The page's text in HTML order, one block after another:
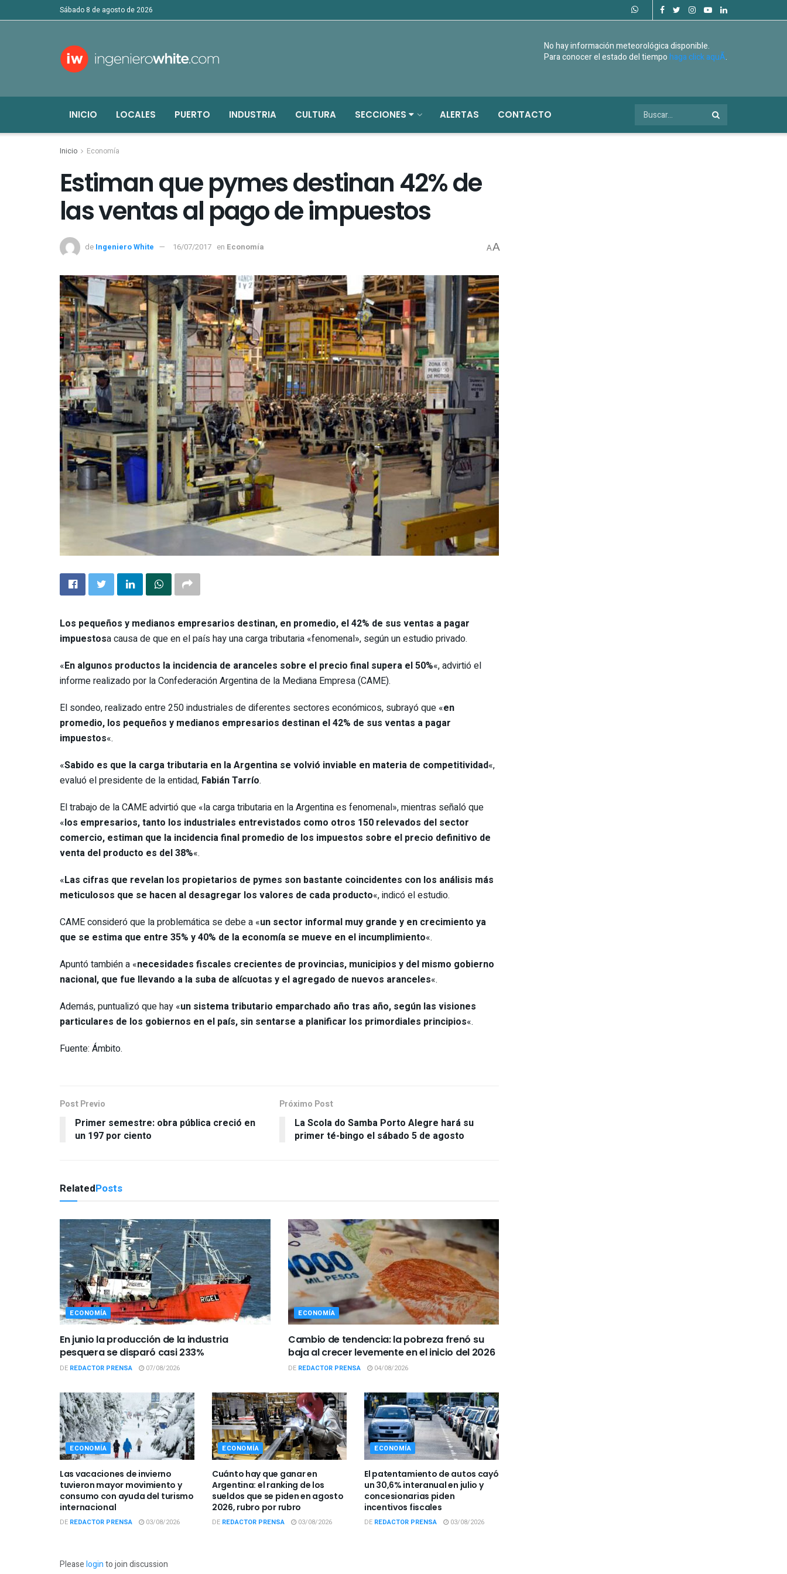
sábado 8 de agosto de 2026
No hay información meteorológica disponible.
Para conocer el estado del tiempohaga click aquÃ­.
INICIO LOCALES PUERTO INDUSTRIA CULTURA SECCIONES ALERTAS CONTACTO
Inicio Economía
Estiman que pymes destinan 42% de
las ventas al pago de impuestos
de Ingeniero White 16/07/2017 en Economía AA
Los pequeños y medianos empresarios destinan, en promedio, el 42% de sus ventas a pagar
impuestosa causa de que en el país hay una carga tributaria «fenomenal», según un estudio privado.
«En algunos productos la incidencia de aranceles sobre el precio final supera el 50%«, advirtió el
informe realizado por la Confederación Argentina de la Mediana Empresa (CAME).
El sondeo, realizado entre 250 industriales de diferentes sectores económicos, subrayó que «en
promedio, los pequeños y medianos empresarios destinan el 42% de sus ventas a pagar
impuestos«.
«Sabido es que la carga tributaria en la Argentina se volvió inviable en materia de competitividad«,
evaluó el presidente de la entidad, Fabián Tarrío.
El trabajo de la CAME advirtió que «la carga tributaria en la Argentina es fenomenal», mientras señaló que
«los empresarios, tanto los industriales entrevistados como otros 150 relevados del sector
comercio, estiman que la incidencia final promedio de los impuestos sobre el precio definitivo de
venta del producto es del 38%«.
«Las cifras que revelan los propietarios de pymes son bastante coincidentes con los análisis más
meticulosos que se hacen al desagregar los valores de cada producto«, indicó el estudio.
CAME consideró que la problemática se debe a «un sector informal muy grande y en crecimiento ya
que se estima que entre 35% y 40% de la economía se mueve en el incumplimiento«.
Apuntó también a «necesidades fiscales crecientes de provincias, municipios y del mismo gobierno
nacional, que fue llevando a la suba de alícuotas y el agregado de nuevos aranceles«.
Además, puntualizó que hay «un sistema tributario emparchado año tras año, según las visiones
particulares de los gobiernos en el país, sin sentarse a planificar los primordiales principios«.
Fuente: Ámbito.
Post Previo
Primer semestre: obra pública creció en
un 197 por ciento
Próximo Post
La Scola do Samba Porto Alegre hará su
primer té-bingo el sábado 5 de agosto
RelatedPosts
ECONOMÍA
En junio la producción de la industria
pesquera se disparó casi 233%
DE REDACTOR PRENSA 07/08/2026
ECONOMÍA
Cambio de tendencia: la pobreza frenó su
baja al crecer levemente en el inicio del 2026
DE REDACTOR PRENSA 04/08/2026
ECONOMÍA
Las vacaciones de invierno
tuvieron mayor movimiento y
consumo con ayuda del turismo
internacional
DE REDACTOR PRENSA 03/08/2026
ECONOMÍA
Cuánto hay que ganar en
Argentina: el ranking de los
sueldos que se piden en agosto
2026, rubro por rubro
DE REDACTOR PRENSA 03/08/2026
ECONOMÍA
El patentamiento de autos cayó
un 30,6% interanual en julio y
concesionarias piden
incentivos fiscales
DE REDACTOR PRENSA 03/08/2026
Pleaseloginto join discussion